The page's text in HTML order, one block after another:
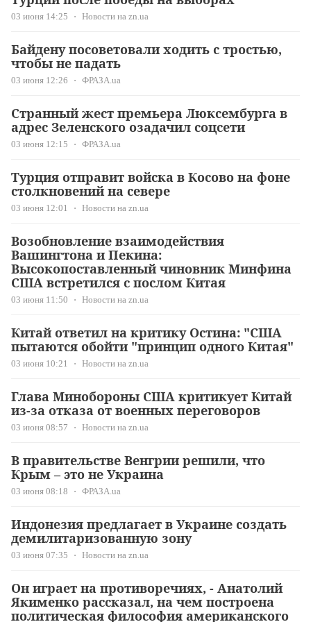
03 июня 14:25 Новости на zn.ua
Байдену посоветовали ходить с тростью,
чтобы не падать
03 июня 12:26 ФРАЗА.ua
Странный жест премьера Люксембурга в
адрес Зеленского озадачил соцсети
03 июня 12:15 ФРАЗА.ua
Турция отправит войска в Косово на фоне
столкновений на севере
03 июня 12:01 Новости на zn.ua
Возобновление взаимодействия
Вашингтона и Пекина:
Высокопоставленный чиновник Минфина
США встретился с послом Китая
03 июня 11:50 Новости на zn.ua
Китай ответил на критику Остина: "США
пытаются обойти "принцип одного Китая"
03 июня 10:21 Новости на zn.ua
Глава Минобороны США критикует Китай
из-за отказа от военных переговоров
03 июня 08:57 Новости на zn.ua
В правительстве Венгрии решили, что
Крым – это не Украина
03 июня 08:18 ФРАЗА.ua
Индонезия предлагает в Украине создать
демилитаризованную зону
03 июня 07:35 Новости на zn.ua
Он играет на противоречиях, - Анатолий
Якименко рассказал, на чем построена
политическая философия американского